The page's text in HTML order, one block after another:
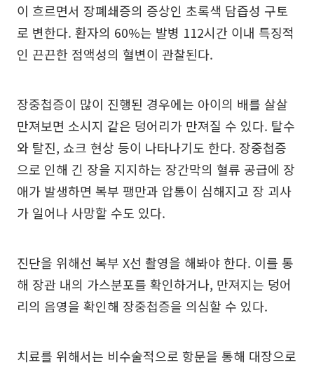
이 흐르면서 장폐쇄증의 증상인 초록색 담즙성 구토
로 변한다. 환자의 60%는 발병 112시간 이내 특징적
인 끈끈한 점액성의 혈변이 관찰된다.
장중첩증이 많이 진행된 경우에는 아이의 배를 살살
만져보면 소시지 같은 덩어리가 만져질 수 있다. 탈수
와 탈진, 쇼크 현상 등이 나타나기도 한다. 장중첩증
으로 인해 긴 장을 지지하는 장간막의 혈류 공급에 장
애가 발생하면 복부 팽만과 압통이 심해지고 장 괴사
가 일어나 사망할 수도 있다.
진단을 위해선 복부 X선 촬영을 해봐야 한다. 이를 통
해 장관 내의 가스분포를 확인하거나, 만져지는 덩어
리의 음영을 확인해 장중첩증을 의심할 수 있다.
치료를 위해서는 비수술적으로 항문을 통해 대장으로